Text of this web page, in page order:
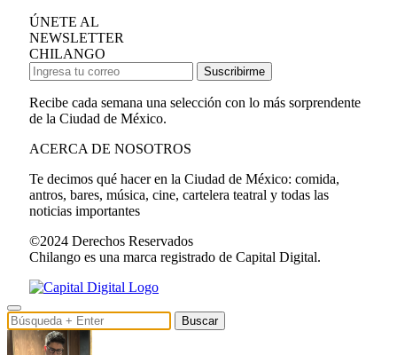
ÚNETE AL
NEWSLETTER
CHILANGO
Suscribirme
Recibe cada semana una selección con lo más sorprendente
de la Ciudad de México.
ACERCA DE NOSOTROS
Te decimos qué hacer en la Ciudad de México: comida,
antros, bares, música, cine, cartelera teatral y todas las
noticias importantes
©2024 Derechos Reservados
Chilango es una marca registrado de Capital Digital.
Buscar